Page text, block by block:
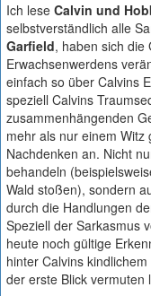
Ich lese Calvin und
selbstverständlich alle
Garfield, haben sich die
Erwachsenwerdens
einfach so über Calvins
speziell Calvins
zusammenhängenden
mehr als nur einem
Nachdenken an. Nicht
behandeln
Wald stoßen), sondern
durch die Handlungen
Speziell der Sarkasmus
heute noch gültige
hinter Calvins
der erste Blick vermuten